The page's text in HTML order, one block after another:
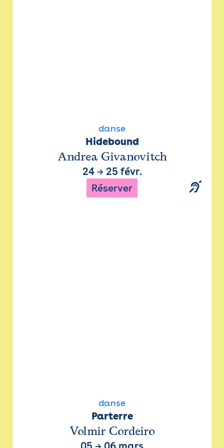
danse
Hidebound
Andrea Givanovitch
24→ 25 févr.
Réserver
danse
Parterre
Volmir Cordeiro